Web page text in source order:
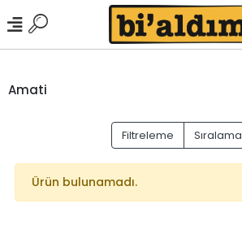
Amati
Filtreleme Sıralama
Ürün bulunamadı.